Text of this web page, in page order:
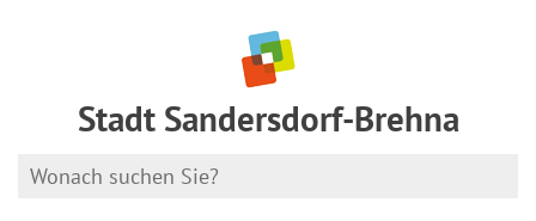
Stadt Sandersdorf-Brehna